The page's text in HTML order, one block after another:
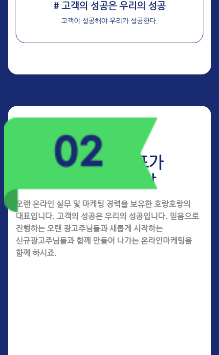
# 고객의 성공은 우리의 성공
고객이 성공해야 우리가 성공한다.
호랑호랑 대표가
드리는 인사말
오랜 온라인 실무 및 마케팅 경력을 보유한 호랑호랑의
대표입니다. 고객의 성공은 우리의 성공입니다. 믿음으로
진행하는 오랜 광고주님들과 새롭게 시작하는
신규광고주님들과 함께 만들어 나가는 온라인마케팅을
함께 하시죠.